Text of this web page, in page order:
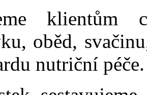
klientům
oběd,
nutriční péče.